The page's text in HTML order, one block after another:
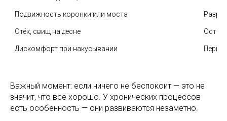
Подвижность коронки или моста
Отёк, свищ на десне
Дискомфорт при накусывании
Важный момент: если ничего не беспокоит — это не
значит, что всё хорошо. У хронических процессов
есть особенность — они развиваются незаметно.